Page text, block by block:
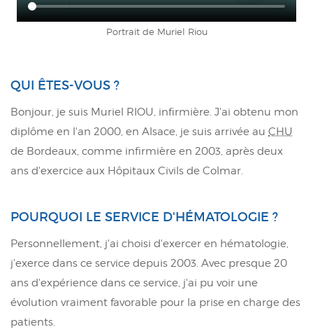
Portrait de Muriel Riou
QUI ÊTES-VOUS ?
Bonjour, je suis Muriel RIOU, infirmière. J'ai obtenu mon
diplôme en l'an 2000, en Alsace, je suis arrivée au CHU
de Bordeaux, comme infirmière en 2003, après deux
ans d'exercice aux Hôpitaux Civils de Colmar.
POURQUOI LE SERVICE D'HÉMATOLOGIE ?
Personnellement, j'ai choisi d'exercer en hématologie,
j'exerce dans ce service depuis 2003. Avec presque 20
ans d'expérience dans ce service, j'ai pu voir une
évolution vraiment favorable pour la prise en charge des
patients.